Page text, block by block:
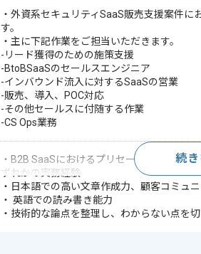
・外資系セキュリティSaaS販売支援案件
す。
・主に下記作業をご担当いただきます。
-リード獲得のための施策支援
-BtoBSaaSのセールスエンジニア
-インバウンド流入に対するSaaSの営業
-販売、導入、POC対応
-その他セールスに付随する作業
-CS Ops業務
・B2B SaaSにおけるプリセールス、セー
ずれかの実務経験
・日本語での高い文章作成力、顧客コミュ
・ 英語での読み書き能力
・技術的な論点を整理し、わからない点を
続